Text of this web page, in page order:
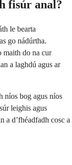
fisúr anal?
le bearta
go nádúrtha.
maith do na cur
a laghdú agus ar
níos bog agus níos
leighis agus
a d’fhéadfadh cosc ​​a